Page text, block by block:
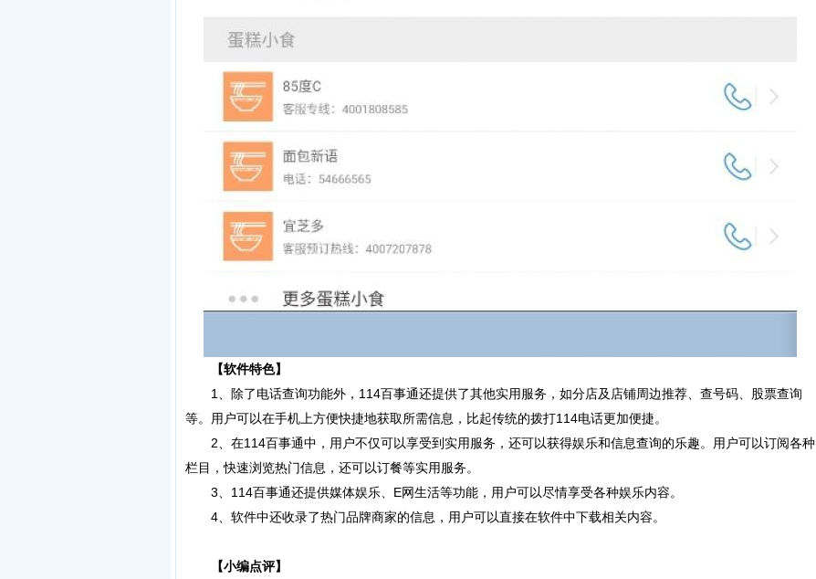
【软件特色】
1、除了电话查询功能外，114百事通还提供了其他实用服务，如分店及店铺周边推荐、查号码、股票查询
等。用户可以在手机上方便快捷地获取所需信息，比起传统的拨打114电话更加便捷。
2、在114百事通中，用户不仅可以享受到实用服务，还可以获得娱乐和信息查询的乐趣。用户可以订阅各种
栏目，快速浏览热门信息，还可以订餐等实用服务。
3、114百事通还提供媒体娱乐、E网生活等功能，用户可以尽情享受各种娱乐内容。
4、软件中还收录了热门品牌商家的信息，用户可以直接在软件中下载相关内容。
【小编点评】